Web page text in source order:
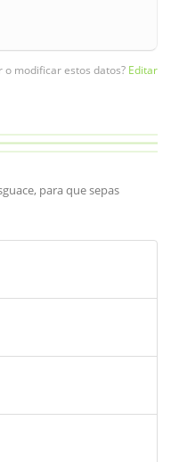
o modificar estos datos? Editar
para que sepas